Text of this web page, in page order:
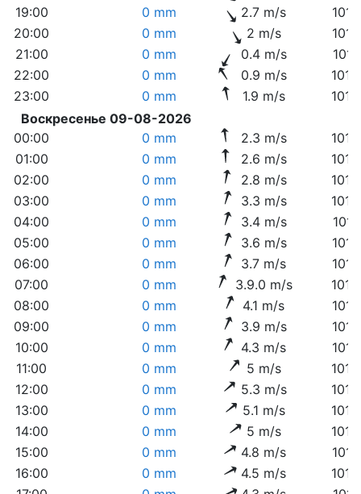
19:00
0 mm 2.7 m/s
20:00
0 mm 2 m/s
21:00
0 mm 0.4 m/s
22:00
0 mm 0.9 m/s
23:00
0 mm 1.9 m/s
Воскресенье 09-08-2026
00:00
0 mm 2.3 m/s
01:00
0 mm 2.6 m/s
02:00
0 mm 2.8 m/s
03:00
0 mm 3.3 m/s
04:00
0 mm 3.4 m/s
05:00
0 mm 3.6 m/s
06:00
0 mm 3.7 m/s
07:00
0 mm 3.9.0 m/s
08:00
0 mm 4.1 m/s
09:00
0 mm 3.9 m/s
10:00
0 mm 4.3 m/s
11:00
0 mm 5 m/s
12:00
0 mm 5.3 m/s
13:00
0 mm 5.1 m/s
14:00
0 mm 5 m/s
15:00
0 mm 4.8 m/s
16:00
0 mm 4.5 m/s